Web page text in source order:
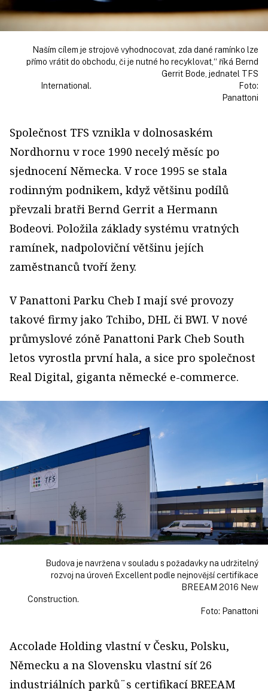
Naším cílem je strojově vyhodnocovat, zda dané ramínko lze
přímo vrátit do obchodu, či je nutné ho recyklovat,“ říká Bernd
Gerrit Bode, jednatel TFS
International. Foto:
Panattoni
Společnost TFS vznikla v dolnosaském
Nordhornu v roce 1990 necelý měsíc po
sjednocení Německa. V roce 1995 se stala
rodinným podnikem, když většinu podílů
převzali bratři Bernd Gerrit a Hermann
Bodeovi. Položila základy systému vratných
ramínek, nadpoloviční většinu jejích
zaměstnanců tvoří ženy.
V Panattoni Parku Cheb I mají své provozy
takové firmy jako Tchibo, DHL či BWI. V nové
průmyslové zóně Panattoni Park Cheb South
letos vyrostla první hala, a sice pro společnost
Real Digital, giganta německé e-commerce.
Budova je navržena v souladu s požadavky na udržitelný
rozvoj na úroveň Excellent podle nejnovější certifikace
BREEAM 2016 New
Construction.
Foto: Panattoni
Accolade Holding vlastní v Česku, Polsku,
Německu a na Slovensku vlastní síť 26
industriálních parků¨s certifikací BREEAM